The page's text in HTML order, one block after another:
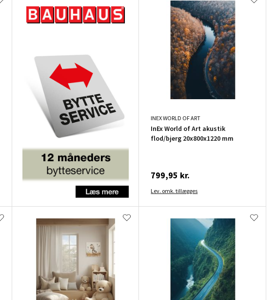
INEX WORLD OF ART
InEx World of Art akustik
flod/bjerg 20x800x1220 mm
799,95 kr.
Lev. omk. tillægges